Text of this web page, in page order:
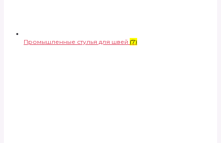
Промышленные стулья для швей (7)